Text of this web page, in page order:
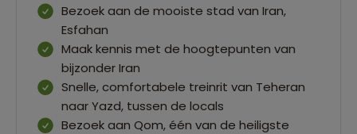
Bezoek aan de mooiste stad van Iran,
Esfahan
Maak kennis met de hoogtepunten van
bijzonder Iran
Snelle, comfortabele treinrit van Teheran
naar Yazd, tussen de locals
Bezoek aan Qom, één van de heiligste